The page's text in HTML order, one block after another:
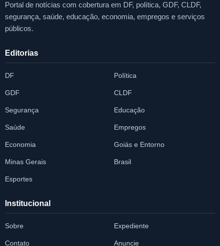
Portal de notícias com cobertura em DF, política, GDF, CLDF,
segurança, saúde, educação, economia, empregos e serviços
públicos.
Editorias
DF Política
GDF CLDF
Segurança Educação
Saúde Empregos
Economia Goiás e Entorno
Minas Gerais Brasil
Esportes
Institucional
Sobre Expediente
Contato Anuncie